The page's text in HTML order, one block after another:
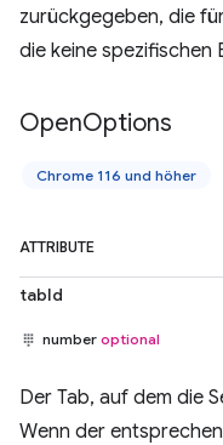
zurückgegeben, die
die keine spezifischen
OpenOptions
Chrome 116 und höher
ATTRIBUTE
tabId
number optional
Der Tab, auf dem die
Wenn der